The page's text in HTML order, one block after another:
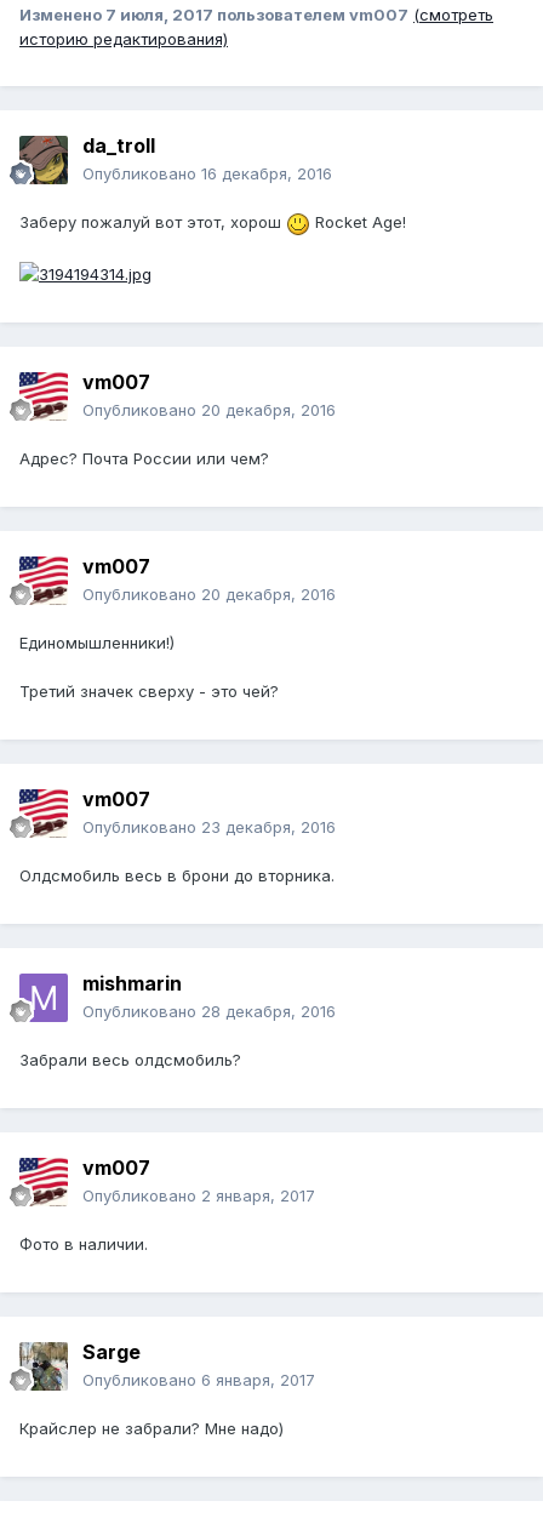
Изменено 7 июля, 2017 пользователем vm007 (смотреть
историю редактирования)
da_troll
Опубликовано 16 декабря, 2016
Заберу пожалуй вот этот, хорош Rocket Age!
vm007
Опубликовано 20 декабря, 2016
Адрес? Почта России или чем?
vm007
Опубликовано 20 декабря, 2016
Единомышленники!)
Третий значек сверху - это чей?
vm007
Опубликовано 23 декабря, 2016
Олдсмобиль весь в брони до вторника.
mishmarin
Опубликовано 28 декабря, 2016
Забрали весь олдсмобиль?
vm007
Опубликовано 2 января, 2017
Фото в наличии.
Sarge
Опубликовано 6 января, 2017
Крайслер не забрали? Мне надо)